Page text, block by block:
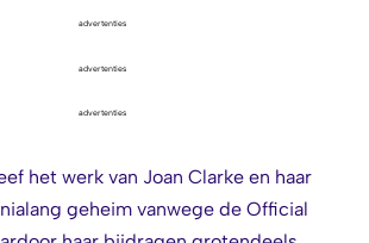
advertenties
advertenties
advertenties
het werk van Joan Clarke en haar
geheim vanwege de Official